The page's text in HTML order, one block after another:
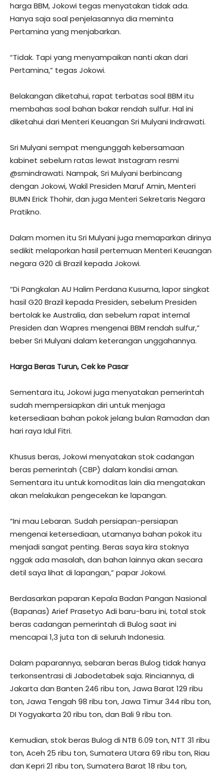
harga BBM, Jokowi tegas menyatakan tidak ada.
Hanya saja soal penjelasannya dia meminta
Pertamina yang menjabarkan.
“Tidak. Tapi yang menyampaikan nanti akan dari
Pertamina,” tegas Jokowi.
Belakangan diketahui, rapat terbatas soal BBM itu
membahas soal bahan bakar rendah sulfur. Hal ini
diketahui dari Menteri Keuangan Sri Mulyani Indrawati.
Sri Mulyani sempat mengunggah kebersamaan
kabinet sebelum ratas lewat Instagram resmi
@smindrawati. Nampak, Sri Mulyani berbincang
dengan Jokowi, Wakil Presiden Maruf Amin, Menteri
BUMN Erick Thohir, dan juga Menteri Sekretaris Negara
Pratikno.
Dalam momen itu Sri Mulyani juga memaparkan dirinya
sedikit melaporkan hasil pertemuan Menteri Keuangan
negara G20 di Brazil kepada Jokowi.
“Di Pangkalan AU Halim Perdana Kusuma, lapor singkat
hasil G20 Brazil kepada Presiden, sebelum Presiden
bertolak ke Australia, dan sebelum rapat internal
Presiden dan Wapres mengenai BBM rendah sulfur,”
beber Sri Mulyani dalam keterangan unggahannya.
Harga Beras Turun, Cek ke Pasar
Sementara itu, Jokowi juga menyatakan pemerintah
sudah mempersiapkan diri untuk menjaga
ketersediaan bahan pokok jelang bulan Ramadan dan
hari raya Idul Fitri.
Khusus beras, Jokowi menyatakan stok cadangan
beras pemerintah (CBP) dalam kondisi aman.
Sementara itu untuk komoditas lain dia mengatakan
akan melakukan pengecekan ke lapangan.
“Ini mau Lebaran. Sudah persiapan-persiapan
mengenai ketersediaan, utamanya bahan pokok itu
menjadi sangat penting. Beras saya kira stoknya
nggak ada masalah, dan bahan lainnya akan secara
detil saya lihat di lapangan,” papar Jokowi.
Berdasarkan paparan Kepala Badan Pangan Nasional
(Bapanas) Arief Prasetyo Adi baru-baru ini, total stok
beras cadangan pemerintah di Bulog saat ini
mencapai 1,3 juta ton di seluruh Indonesia.
Dalam paparannya, sebaran beras Bulog tidak hanya
terkonsentrasi di Jabodetabek saja. Rinciannya, di
Jakarta dan Banten 246 ribu ton, Jawa Barat 129 ribu
ton, Jawa Tengah 98 ribu ton, Jawa Timur 344 ribu ton,
DI Yogyakarta 20 ribu ton, dan Bali 9 ribu ton.
Kemudian, stok beras Bulog di NTB 6.09 ton, NTT 31 ribu
ton, Aceh 25 ribu ton, Sumatera Utara 69 ribu ton, Riau
dan Kepri 21 ribu ton, Sumatera Barat 18 ribu ton,